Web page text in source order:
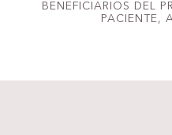
BENEFICIARIOS DEL
PACIENTE,